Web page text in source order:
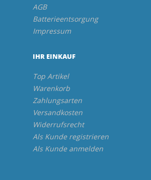
AGB
Batterieentsorgung
Impressum
IHR EINKAUF
Top Artikel
Warenkorb
Zahlungsarten
Versandkosten
Widerrufsrecht
Als Kunde registrieren
Als Kunde anmelden